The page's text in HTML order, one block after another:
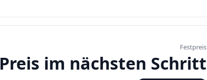
Festpreis
Preis im nächsten Schritt